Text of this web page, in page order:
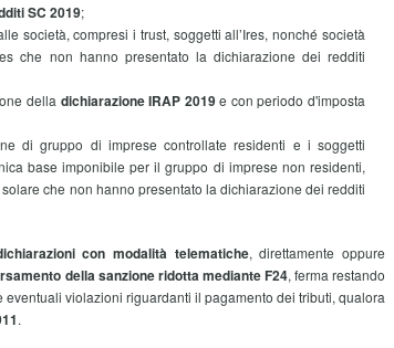
SC 2019;
società, compresi i trust, soggetti all’Ires, nonché società
che non hanno presentato la dichiarazione dei redditi
della dichiarazione IRAP 2019e con periodo d'imposta
di gruppo di imprese controllate residenti e i soggetti
base imponibile per il gruppo di imprese non residenti,
che non hanno presentato la dichiarazione dei redditi
con modalità telematiche, direttamente oppure
della sanzione ridotta mediante F24, ferma restando
violazioni riguardanti il pagamento dei tributi, qualora
.